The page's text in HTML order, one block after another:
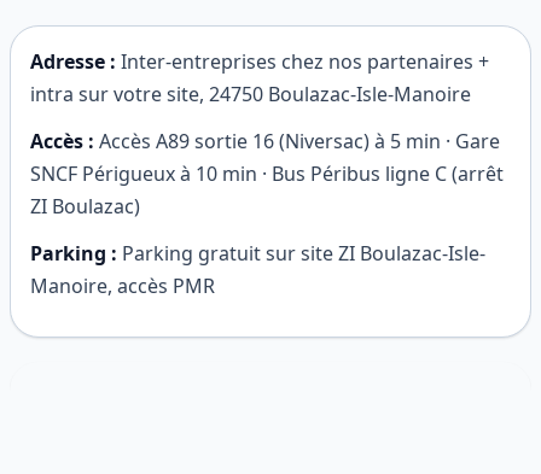
Adresse : Inter-entreprises chez nos partenaires +
intra sur votre site, 24750 Boulazac-Isle-Manoire
Accès : Accès A89 sortie 16 (Niversac) à 5 min · Gare
SNCF Périgueux à 10 min · Bus Péribus ligne C (arrêt
ZI Boulazac)
Parking : Parking gratuit sur site ZI Boulazac-Isle-
Manoire, accès PMR